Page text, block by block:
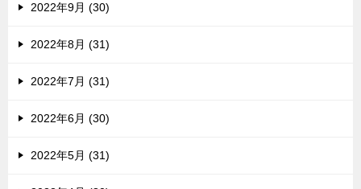
2022年9月 (30)
2022年8月 (31)
2022年7月 (31)
2022年6月 (30)
2022年5月 (31)